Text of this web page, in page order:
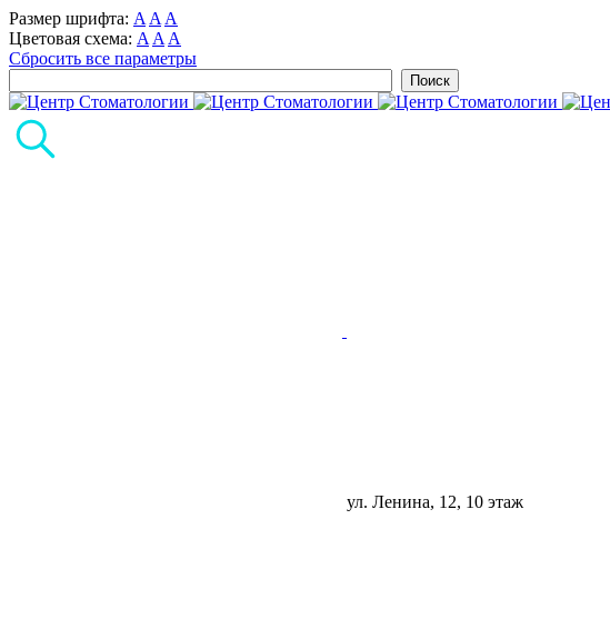
Размер шрифта: A A A
Цветовая схема: A A A
Сбросить все параметры
ул. Ленина, 12, 10 этаж